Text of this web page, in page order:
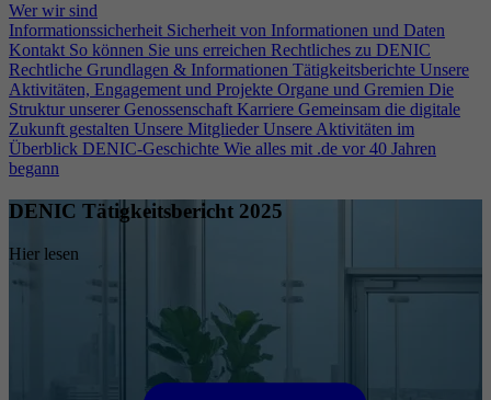
Wer wir sind
Informationssicherheit Sicherheit von Informationen und Daten
Kontakt So können Sie uns erreichen Rechtliches zu DENIC
Rechtliche Grundlagen & Informationen Tätigkeitsberichte Unsere
Aktivitäten, Engagement und Projekte Organe und Gremien Die
Struktur unserer Genossenschaft Karriere Gemeinsam die digitale
Zukunft gestalten Unsere Mitglieder Unsere Aktivitäten im
Überblick DENIC-Geschichte Wie alles mit .de vor 40 Jahren
begann
DENIC Tätigkeitsbericht 2025
Hier lesen